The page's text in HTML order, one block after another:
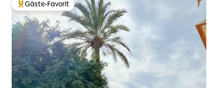
Beliebter Gäste-Favorit.
Gäste-Favorit